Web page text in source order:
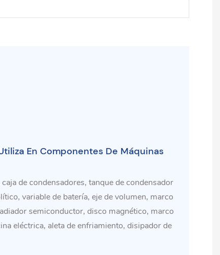
En Componentes De Máquinas
de condensadores, tanque de condensador
variable de batería, eje de volumen, marco
semiconductor, disco magnético, marco
eléctrica, aleta de enfriamiento, disipador de